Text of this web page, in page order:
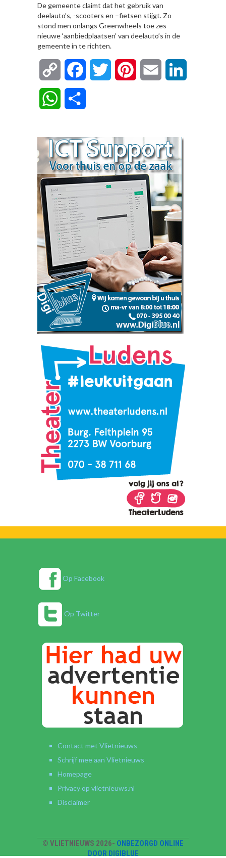
De gemeente claimt dat het gebruik van
deelauto’s, -scooters en –fietsen stijgt. Zo
stond men onlangs Greenwheels toe zes
nieuwe ‘aanbiedplaatsen’ van deelauto’s in de
gemeente in te richten.
Copy
Link
FacebookTwitter Pinterest Email
WhatsApp
Op Facebook
Op Twitter
Contact met Vlietnieuws
Schrijf mee aan Vlietnieuws
Homepage
Privacy op vlietnieuws.nl
Disclaimer
© VLIETNIEUWS 2026- ONBEZORGD ONLINE
DOOR DIGIBLUE